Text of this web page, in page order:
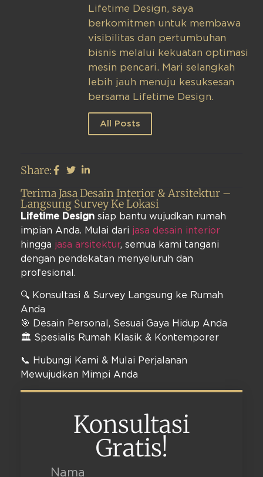
Lifetime Design, saya
berkomitmen untuk membawa
visibilitas dan pertumbuhan
bisnis melalui kekuatan optimasi
mesin pencari. Mari selangkah
lebih jauh menuju kesuksesan
bersama Lifetime Design.
All Posts
Share:
Terima Jasa Desain Interior & Arsitektur –
Langsung Survey Ke Lokasi
Lifetime Design siap bantu wujudkan rumah
impian Anda. Mulai dari jasa desain interior
hingga jasa arsitektur, semua kami tangani
dengan pendekatan menyeluruh dan
profesional.
🔍 Konsultasi & Survey Langsung ke Rumah
Anda
🎯 Desain Personal, Sesuai Gaya Hidup Anda
🏛️ Spesialis Rumah Klasik & Kontemporer
📞 Hubungi Kami & Mulai Perjalanan
Mewujudkan Mimpi Anda
Konsultasi
Gratis!